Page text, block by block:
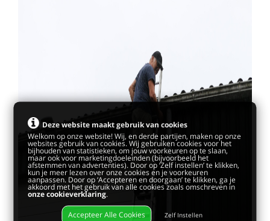
Deze website maakt gebruik van cookies
Welkom op onze website! Wij, en derde partijen, maken op onze
websites gebruik van cookies. Wij gebruiken cookies voor het
bijhouden van statistieken, om jouw voorkeuren op te slaan,
maar ook voor marketingdoeleinden (bijvoorbeeld het
afstemmen van advertenties). Door op ‘Zelf instellen’ te klikken,
kun je meer lezen over onze cookies en je voorkeuren
aanpassen. Door op ‘Accepteren en doorgaan’ te klikken, ga je
akkoord met het gebruik van alle cookies zoals omschreven in
onze cookieverklaring.
Accepteer Alle Cookies Zelf Instellen